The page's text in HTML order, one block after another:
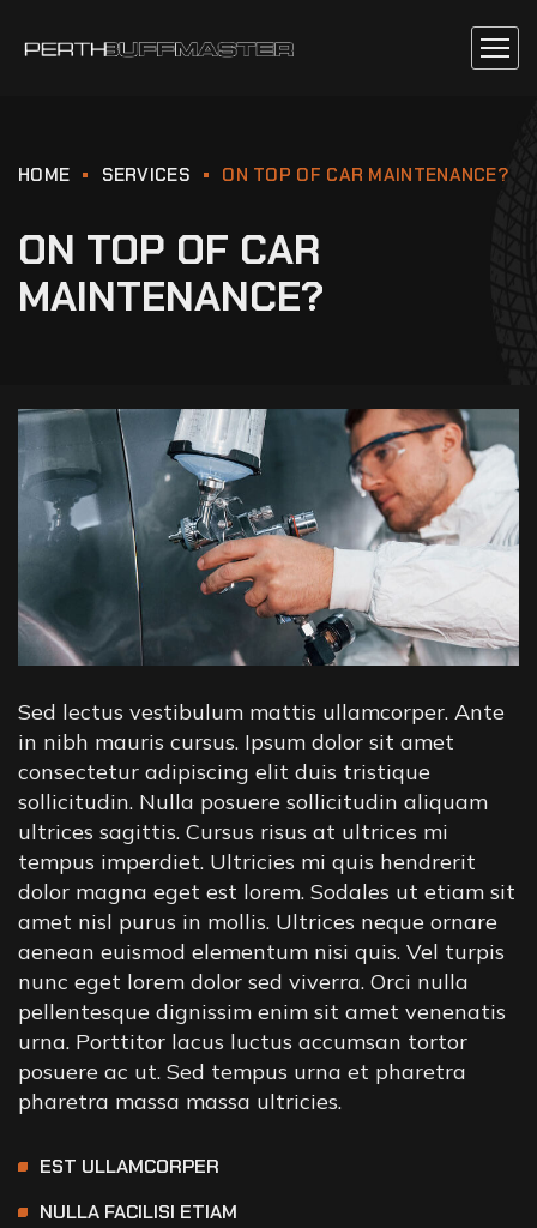
HOME SERVICES ON TOP OF CAR MAINTENANCE?
ON TOP OF CAR
MAINTENANCE?
Sed lectus vestibulum mattis ullamcorper. Ante
in nibh mauris cursus. Ipsum dolor sit amet
consectetur adipiscing elit duis tristique
sollicitudin. Nulla posuere sollicitudin aliquam
ultrices sagittis. Cursus risus at ultrices mi
tempus imperdiet. Ultricies mi quis hendrerit
dolor magna eget est lorem. Sodales ut etiam sit
amet nisl purus in mollis. Ultrices neque ornare
aenean euismod elementum nisi quis. Vel turpis
nunc eget lorem dolor sed viverra. Orci nulla
pellentesque dignissim enim sit amet venenatis
urna. Porttitor lacus luctus accumsan tortor
posuere ac ut. Sed tempus urna et pharetra
pharetra massa massa ultricies.
EST ULLAMCORPER
NULLA FACILISI ETIAM